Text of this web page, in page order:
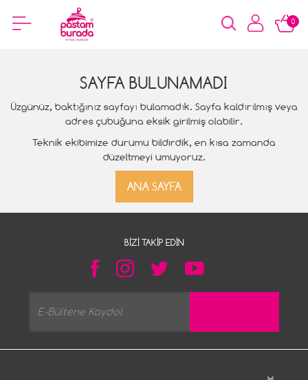
0
SAYFA BULUNAMADI
Üzgünüz, baktığınız sayfayı bulamadık. Sayfa kaldırılmış veya
adres çubuğuna eksik girilmiş olabilir.
Teknik ekibimize durumu bildirdik, en kısa zamanda
düzeltmeyi umuyoruz.
ANA SAYFA
BIZI TAKIP EDIN